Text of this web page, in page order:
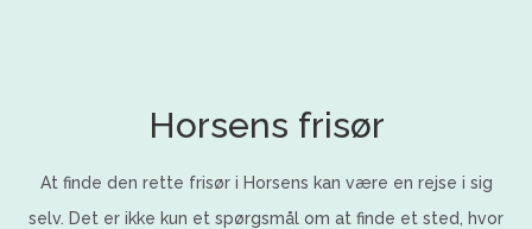
Horsens frisør
At finde den rette frisør i Horsens kan være en rejse i sig
selv. Det er ikke kun et spørgsmål om at finde et sted, hvor